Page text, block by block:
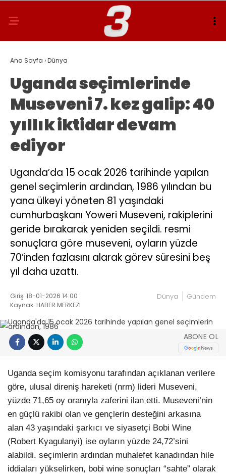
Ana Sayfa ›Dünya
Uganda seçimlerinde
Museveni 7. kez galip: 40
yıllık iktidar devam
ediyor
Uganda’da 15 ocak 2026 tarihinde yapılan
genel seçimlerin ardından, 1986 yılından bu
yana ülkeyi yöneten 81 yaşındaki
cumhurbaşkanı Yoweri Museveni, rakiplerini
geride bırakarak yeniden seçildi. resmi
sonuçlara göre museveni, oyların yüzde
70’inden fazlasını alarak görev süresini beş
yıl daha uzattı.
Giriş: 18-01-2026 14:00
Kaynak: HABER MERKEZI
Dünya Gündem
ABONE OL
Uganda seçim komisyonu tarafından açıklanan verilere
göre, ulusal direniş hareketi (nrm) lideri Museveni,
yüzde 71,65 oy oranıyla zaferini ilan etti. Museveni’nin
en güçlü rakibi olan ve gençlerin desteğini arkasına
alan 43 yaşındaki şarkıcı ve siyasetçi Bobi Wine
(Robert Kyagulanyi) ise oyların yüzde 24,72’sini
alabildi. seçimlerin ardından muhalefet kanadından hile
iddiaları yükselirken, bobi wine sonuçları “sahte” olarak